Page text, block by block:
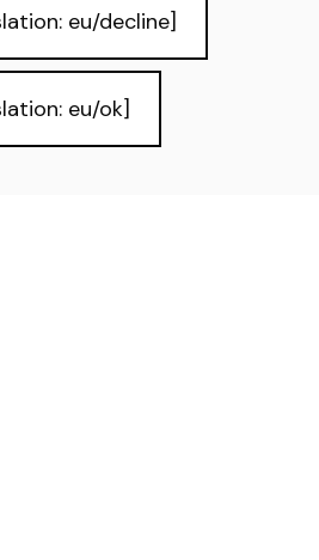
eu/decline]
eu/ok]